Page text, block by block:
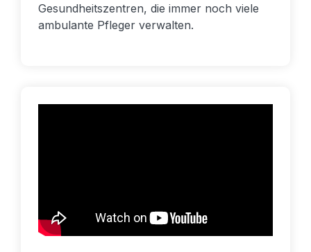
Gesundheitszentren, die immer noch viele
ambulante Pfleger verwalten.